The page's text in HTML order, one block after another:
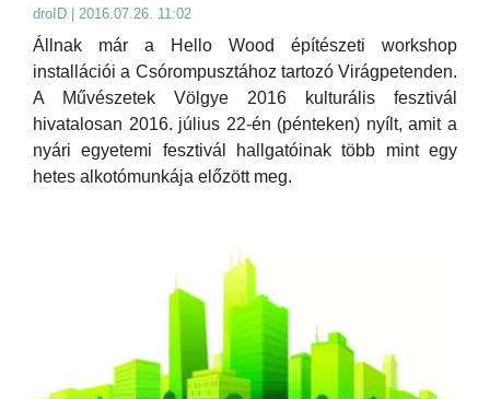
droID | 2016.07.26. 11:02
Állnak már a Hello Wood építészeti workshop
installációi a Csórompusztához tartozó Virágpetenden.
A Művészetek Völgye 2016 kulturális fesztivál
hivatalosan 2016. július 22-én (pénteken) nyílt, amit a
nyári egyetemi fesztivál hallgatóinak több mint egy
hetes alkotómunkája előzött meg.